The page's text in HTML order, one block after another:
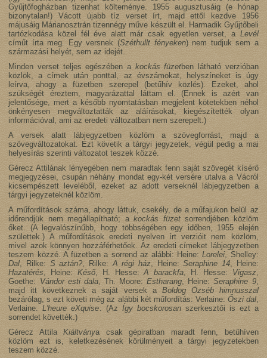
Gyűjtőfogházban tizenhat költeménye. 1955 augusztusáig (e hónap
bizonytalan!) Vácott újabb tíz verset írt, majd ettől kezdve 1956
májusáig Márianosztrán tizennégy műve készült el. Harmadik Gyűjtőbeli
tartózkodása közel fél éve alatt már csak egyetlen verset, a Levél
címűt írta meg. Egy versnek (Széthullt fényeken) nem tudjuk sem a
származási helyét, sem az idejét.
Minden verset teljes egészében akockás füzetben látható verzióban
közlök, a címek után ponttal, az évszámokat, helyszíneket is úgy
leírva, ahogy a füzetben szerepel (betűhív közlés). Ezeket, ahol
szükségét éreztem, magyarázattal láttam el. (Ennek is azért van
jelentősége, mert a később nyomtatásban megjelent kötetekben néhol
önkényesen megváltoztatták az aláírásokat, kiegészítették olyan
információval, ami az eredeti változatban nem szerepelt.)
A versek alatt lábjegyzetben közlöm a szövegforrást, majd a
szövegváltozatokat. Ezt követik a tárgyi jegyzetek, végül pedig a mai
helyesírás szerinti változatot teszek közzé.
Gérecz Attilának lényegében nem maradtak fenn saját szövegét kísérő
megjegyzései, csupán néhány mondat egy-két versére utalva a Vácról
kicsempészett leveléből, ezeket az adott verseknél lábjegyzetben a
tárgyi jegyzeteknél közlöm.
A műfordítások száma, ahogy láttuk, csekély, de a műfajukon belül az
időrendjük nem megállapítható; akockás füzetsorrendjében közlöm
őket. (A legvalószínűbb, hogy többségében egy időben, 1955 elején
születtek.) A műfordítások eredeti nyelven írt verzióit nem közlöm,
mivel azok könnyen hozzáférhetőek. Az eredeti címeket lábjegyzetben
teszem közzé. A füzetben a sorrend az alábbi: Heine:Lorelei , Shelley:
Dal , Rilke: S aztán?, Rilke:A régi ház, Heine:Seraphine 14, Heine:
Hazatérés , Heine:Késő , H. Hesse:A barackfa, H. Hesse: Vigasz,
Goethe: Vándor esti dala, Th. Moore:Estharang , Heine:Seraphine 9,
majd itt következnek a saját versek a Boldog Özséb himnusszal
bezárólag, s ezt követi még az alábbi két műfordítás: Verlaine: Őszi dal,
Verlaine:L'heure eXquise. (Az Így bocskorosanszerkesztői is ezt a
sorrendet követték.)
Gérecz AttilaKiáltványa csak gépiratban maradt fenn, betűhíven
közlöm ezt is, keletkezésének körülményeit a tárgyi jegyzetekben
teszem közzé.